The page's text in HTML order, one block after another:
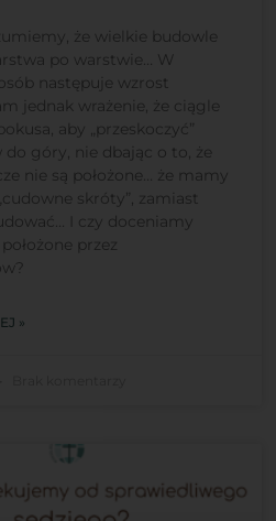
że wielkie budowle
po warstwie… W
następuje wzrost
jednak wrażenie, że ciągle
aby „przeskoczyć”
do góry, nie dbając o to, że
nie są położone… że mamy
skróty”, zamiast
I czy doceniamy
przez
»